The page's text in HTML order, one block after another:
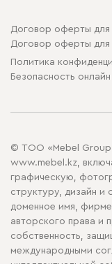
Договор оферты для
Договор оферты для
Политика
Безопасность
© ТОО «Mebel Group
www.mebel.kz,
графическую,
структуру, дизайн и
доменное имя,
авторского права и
собственность,
международными